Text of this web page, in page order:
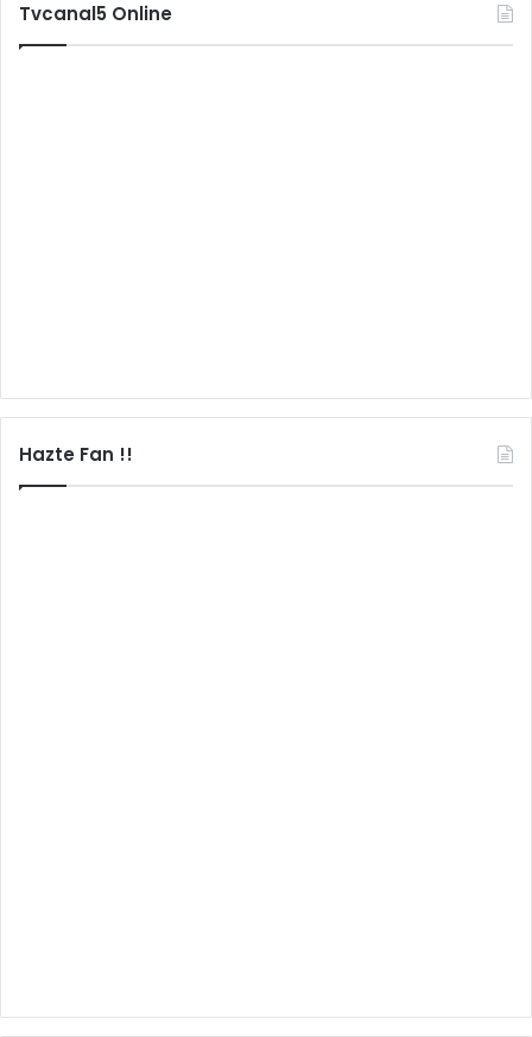
Tvcanal5 Online
Hazte Fan !!